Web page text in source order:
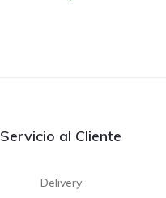
Servicio al Cliente
Delivery